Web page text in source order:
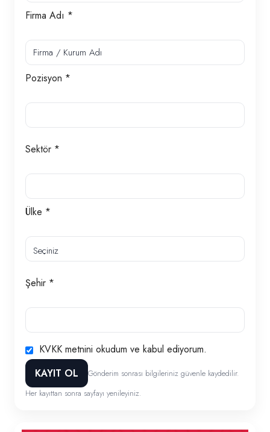
Firma Adı *
Pozisyon *
Sektör *
Ülke *
Şehir *
KVKK metnini okudum ve kabul ediyorum.
KAYIT OL
Gönderim sonrası bilgileriniz güvenle kaydedilir.
Her kayıttan sonra sayfayı yenileyiniz.